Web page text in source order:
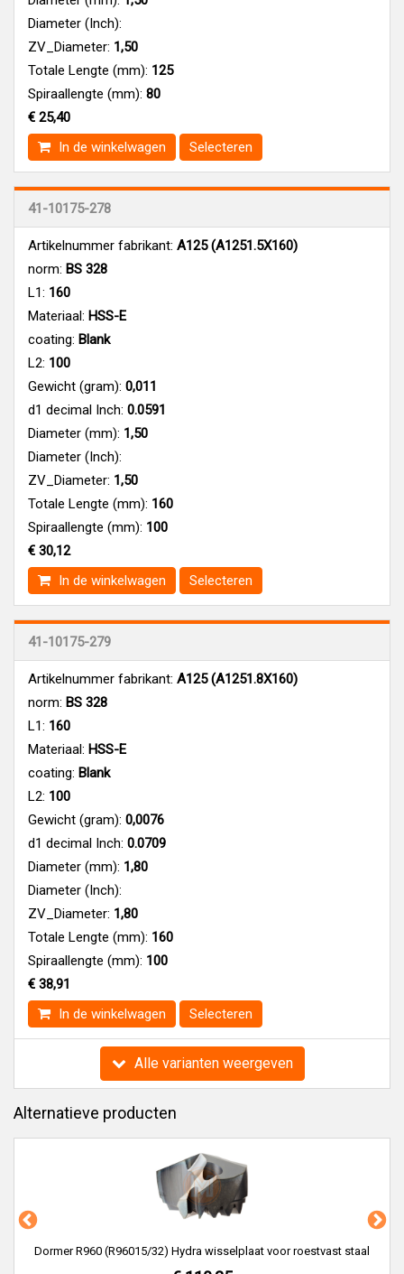
Diameter (Inch):
ZV_Diameter: 1,50
Totale Lengte (mm): 125
Spiraallengte (mm): 80
€ 25,40
In de winkelwagen
Selecteren
41-10175-278
Artikelnummer fabrikant: A125 (A1251.5X160)
norm: BS 328
L1: 160
Materiaal: HSS-E
coating: Blank
L2: 100
Gewicht (gram): 0,011
d1 decimal Inch: 0.0591
Diameter (mm): 1,50
Diameter (Inch):
ZV_Diameter: 1,50
Totale Lengte (mm): 160
Spiraallengte (mm): 100
€ 30,12
In de winkelwagen
Selecteren
41-10175-279
Artikelnummer fabrikant: A125 (A1251.8X160)
norm: BS 328
L1: 160
Materiaal: HSS-E
coating: Blank
L2: 100
Gewicht (gram): 0,0076
d1 decimal Inch: 0.0709
Diameter (mm): 1,80
Diameter (Inch):
ZV_Diameter: 1,80
Totale Lengte (mm): 160
Spiraallengte (mm): 100
€ 38,91
In de winkelwagen
Selecteren
Alle varianten weergeven
Alternatieve producten
Dormer R960 (R96015/32) Hydra wisselplaat voor roestvast staal